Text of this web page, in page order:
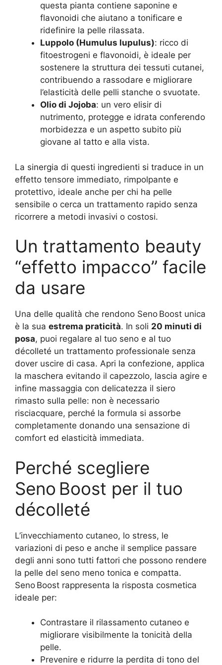
questa pianta contiene saponine e
flavonoidi che aiutano a tonificare e
ridefinire la pelle rilassata.
Luppolo (Humulus lupulus): ricco di
fitoestrogeni e flavonoidi, è ideale per
sostenere la struttura dei tessuti cutanei,
contribuendo a rassodare e migliorare
l’elasticità delle pelli stanche o svuotate.
Olio di Jojoba: un vero elisir di
nutrimento, protegge e idrata conferendo
morbidezza e un aspetto subito più
giovane al tatto e alla vista.
La sinergia di questi ingredienti si traduce in un
effetto tensore immediato, rimpolpante e
protettivo, ideale anche per chi ha pelle
sensibile o cerca un trattamento rapido senza
ricorrere a metodi invasivi o costosi.
Un trattamento beauty
“effetto impacco” facile
da usare
Una delle qualità che rendono Seno Boost unica
è la sua estrema praticità. In soli 20 minuti di
posa, puoi regalare al tuo seno e al tuo
décolleté un trattamento professionale senza
dover uscire di casa. Apri la confezione, applica
la maschera evitando il capezzolo, lascia agire e
infine massaggia con delicatezza il siero
rimasto sulla pelle: non è necessario
risciacquare, perché la formula si assorbe
completamente donando una sensazione di
comfort ed elasticità immediata.
Perché scegliere
Seno Boost per il tuo
décolleté
L’invecchiamento cutaneo, lo stress, le
variazioni di peso e anche il semplice passare
degli anni sono tutti fattori che possono rendere
la pelle del seno meno tonica e compatta.
Seno Boost rappresenta la risposta cosmetica
ideale per:
Contrastare il rilassamento cutaneo e
migliorare visibilmente la tonicità della
pelle.
Prevenire e ridurre la perdita di tono del